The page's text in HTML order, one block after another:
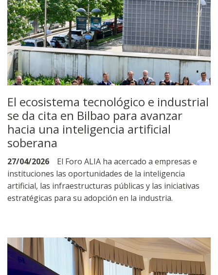
El ecosistema tecnológico e industrial
se da cita en Bilbao para avanzar
hacia una inteligencia artificial
soberana
27/04/2026
El Foro ALIA ha acercado a empresas e
instituciones las oportunidades de la inteligencia
artificial, las infraestructuras públicas y las iniciativas
estratégicas para su adopción en la industria.